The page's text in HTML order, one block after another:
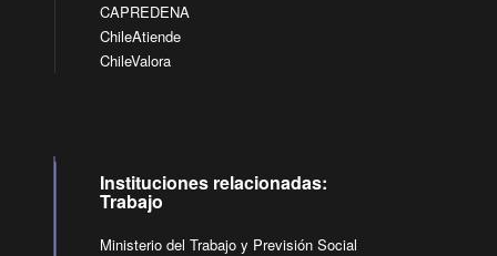
CAPREDENA
ChileAtiende
ChileValora
Instituciones relacionadas:
Trabajo
Ministerio del Trabajo y Previsión Social